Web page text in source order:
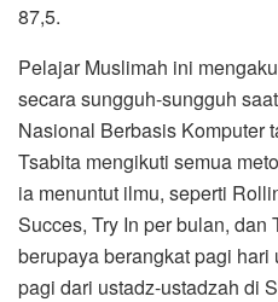
87,5.
Pelajar Muslimah ini
secara sungguh-sungguh
Nasional Berbasis Komputer
Tsabita mengikuti semua
ia menuntut ilmu, seperti
Succes, Try In per bulan, dan
berupaya berangkat pagi
pagi dari ustadz-ustadzah di